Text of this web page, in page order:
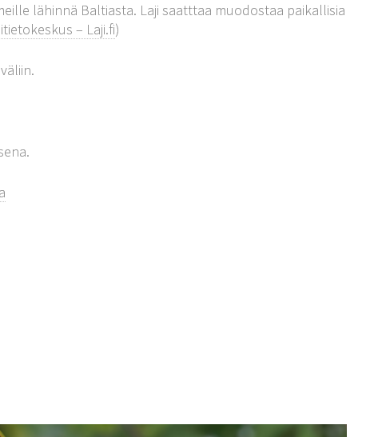
lähinnä Baltiasta. Laji saatttaa muodostaa paikallisia
– Laji.fi)